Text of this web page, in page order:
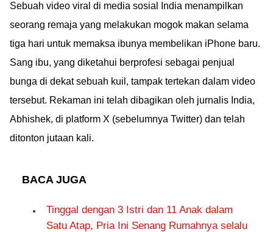
Sebuah video viral di media sosial India menampilkan
seorang remaja yang melakukan mogok makan selama
tiga hari untuk memaksa ibunya membelikan iPhone baru.
Sang ibu, yang diketahui berprofesi sebagai penjual
bunga di dekat sebuah kuil, tampak tertekan dalam video
tersebut. Rekaman ini telah dibagikan oleh jurnalis India,
Abhishek, di platform X (sebelumnya Twitter) dan telah
ditonton jutaan kali.
BACA JUGA
Tinggal dengan 3 Istri dan 11 Anak dalam
Satu Atap, Pria Ini Senang Rumahnya selalu